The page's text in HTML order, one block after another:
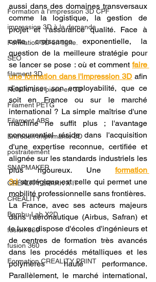
Formation à l'impression 3D CPF
impression 3D à la demande
Formation 3D en ligne.
SEO
filament 3D
Refaire une piece en 3D
Filament PETG
Filament ABS
Entretien imprimante 3D
postraitement
SNAPMAKER
CRÉALITY SPARK X I7
CREALITY
Bambu Lab X2D
fusion 360
fusion 360
Formation CREALITY PRINT
aussi dans des domaines transversaux
comme la logistique, la gestion de
projet et l'assurance qualité. Face à
cette croissance exponentielle, la
question de la meilleure stratégie pour
se lancer se pose : où et comment faire
une formation dans l'impression 3D afin
d'optimiser son employabilité, que ce
soit en France ou sur le marché
international ? La simple maîtrise d'une
machine ne suffit plus ; l'avantage
concurrentiel réside dans l'acquisition
d'une expertise reconnue, certifiée et
alignée sur les standards industriels les
plus rigoureux. Une formation
3d stratégique est celle qui permet une
mobilité professionnelle sans frontières.
La France, avec ses acteurs majeurs
dans l'aéronautique (Airbus, Safran) et
le luxe, dispose d'écoles d'ingénieurs et
de centres de formation très avancés
dans les procédés métalliques et les
polymères haute performance.
Parallèlement, le marché international,